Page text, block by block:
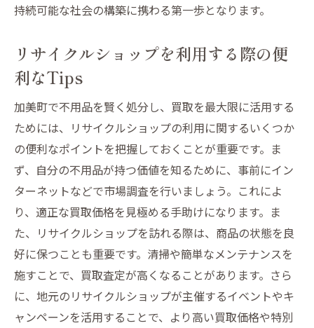
持続可能な社会の構築に携わる第一歩となります。
リサイクルショップを利用する際の便
利なTips
加美町で不用品を賢く処分し、買取を最大限に活用する
ためには、リサイクルショップの利用に関するいくつか
の便利なポイントを把握しておくことが重要です。ま
ず、自分の不用品が持つ価値を知るために、事前にイン
ターネットなどで市場調査を行いましょう。これによ
り、適正な買取価格を見極める手助けになります。ま
た、リサイクルショップを訪れる際は、商品の状態を良
好に保つことも重要です。清掃や簡単なメンテナンスを
施すことで、買取査定が高くなることがあります。さら
に、地元のリサイクルショップが主催するイベントやキ
ャンペーンを活用することで、より高い買取価格や特別